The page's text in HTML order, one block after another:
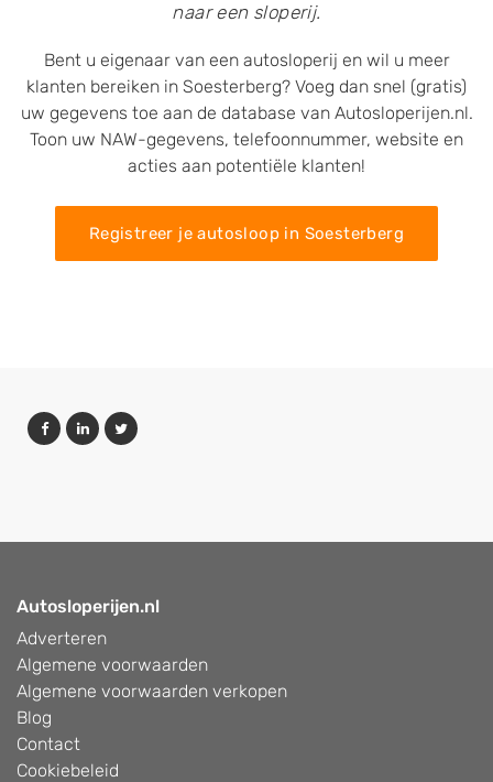
naar een sloperij.
Bent u eigenaar van een autosloperij en wil u meer
klanten bereiken in Soesterberg? Voeg dan snel (gratis)
uw gegevens toe aan de database van Autosloperijen.nl.
Toon uw NAW-gegevens, telefoonnummer, website en
acties aan potentiële klanten!
Registreer je autosloop in Soesterberg
Autosloperijen.nl
Adverteren
Algemene voorwaarden
Algemene voorwaarden verkopen
Blog
Contact
Cookiebeleid